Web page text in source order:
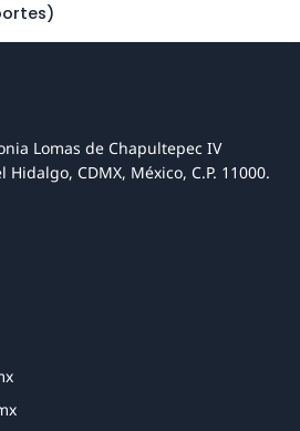
Lomas de Chapultepec IV
CDMX, México, C.P. 11000.